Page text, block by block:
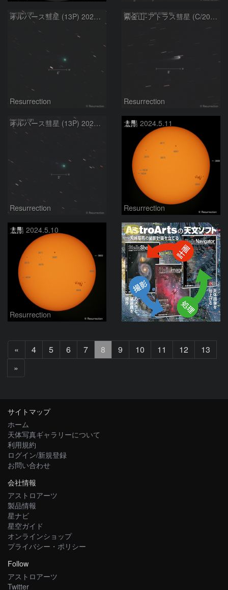
オルバース彗星 (13P) 2024.5.14
Resurrection
紫金山-アトラス彗星 (C/2023 A3) 2024.5.10
Resurrection
オルバース彗星 (13P) 2024.5.10
Resurrection
太陽 2024.5.11
Resurrection
太陽 2024.5.10
Resurrection
PR
«
へ
4 5 6 7 8 9 10 11 12
13
»
へ
サイトマップ
ホーム
天体写真ギャラリーについて
利用規約
ログイン/新規登録
お問い合わせ
会社情報
アストロアーツ
製品情報
星ナビ
星空ガイド
オンラインショップ
プライバシー・ポリシー
Follow
アストロアーツ
Twitter